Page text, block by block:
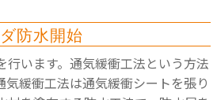
防水開始
行います。通気緩衝工法という方法
気緩衝工法は通気緩衝シートを張り